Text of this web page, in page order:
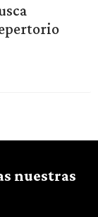
nuestras